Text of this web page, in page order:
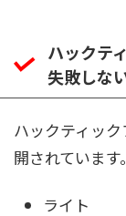
ハックテ
失敗しな
ハックティッ
開されています。
ライト